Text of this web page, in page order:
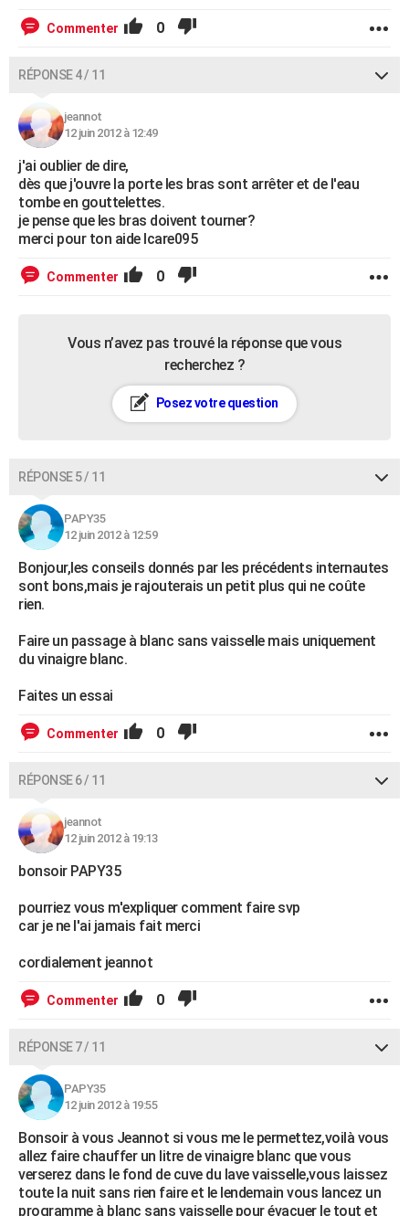
Commenter 0
RÉPONSE 4 / 11
jeannot
12 juin 2012 à 12:49
j'ai oublier de dire,
dès que j'ouvre la porte les bras sont arrêter et de l'eau
tombe en gouttelettes.
je pense que les bras doivent tourner?
merci pour ton aide Icare095
Commenter 0
Vous n’avez pas trouvé la réponse que vous
recherchez ?
Posez votre question
RÉPONSE 5 / 11
PAPY35
12 juin 2012 à 12:59
Bonjour,les conseils donnés par les précédents internautes
sont bons,mais je rajouterais un petit plus qui ne coûte
rien.
Faire un passage à blanc sans vaisselle mais uniquement
du vinaigre blanc.
Faites un essai
Commenter 0
RÉPONSE 6 / 11
jeannot
12 juin 2012 à 19:13
bonsoir PAPY35
pourriez vous m'expliquer comment faire svp
car je ne l'ai jamais fait merci
cordialement jeannot
Commenter 0
RÉPONSE 7 / 11
PAPY35
12 juin 2012 à 19:55
Bonsoir à vous Jeannot si vous me le permettez,voilà vous
allez faire chauffer un litre de vinaigre blanc que vous
verserez dans le fond de cuve du lave vaisselle,vous laissez
toute la nuit sans rien faire et le lendemain vous lancez un
programme à blanc sans vaisselle pour évacuer le tout et